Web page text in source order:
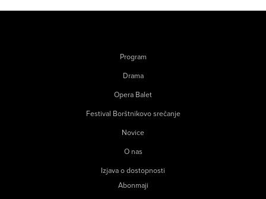
Program
Drama
Opera Balet
Festival Borštnikovo srečanje
Novice
O nas
Izjava o dostopnosti
Abonmaji